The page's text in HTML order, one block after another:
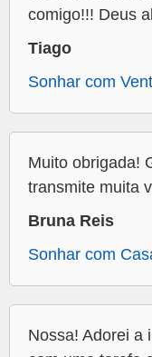
comigo!!! Deus
Tiago
Sonhar com
Muito obrigada!
transmite muita
Bruna Reis
Sonhar com
Nossa! Adorei a